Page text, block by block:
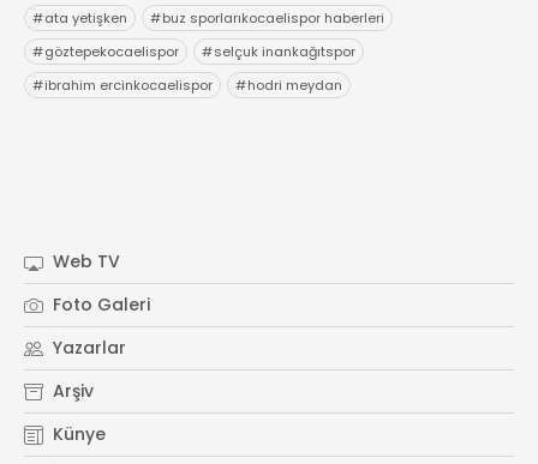
#ata yetişken #buz sporlarıkocaelispor haberleri
#göztepekocaelispor #selçuk inankağıtspor
#ibrahim ercinkocaelispor #hodri meydan
Web TV
Foto Galeri
Yazarlar
Arşiv
Künye